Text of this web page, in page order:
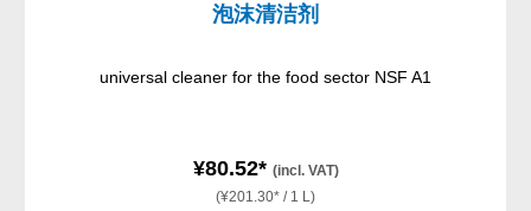
泡沫清洁剂
universal cleaner for the food sector NSF A1
¥80.52* (incl. VAT)
(¥201.30* / 1 L)